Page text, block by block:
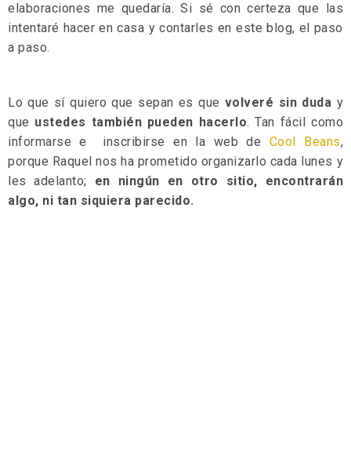
elaboraciones me quedaría. Si sé con certeza que las
intentaré hacer en casa y contarles en este blog, el paso
a paso.
Lo que sí quiero que sepan es que volveré sin duda y
que ustedes también pueden hacerlo. Tan fácil como
informarse e inscribirse en la web de Cool Beans,
porque Raquel nos ha prometido organizarlo cada lunes y
les adelanto; en ningún en otro sitio, encontrarán
algo, ni tan siquiera parecido.